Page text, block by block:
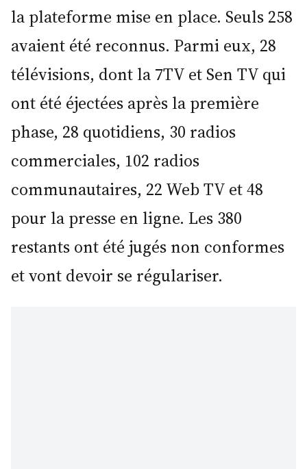
la plateforme mise en place. Seuls 258
avaient été reconnus. Parmi eux, 28
télévisions, dont la 7TV et Sen TV qui
ont été éjectées après la première
phase, 28 quotidiens, 30 radios
commerciales, 102 radios
communautaires, 22 Web TV et 48
pour la presse en ligne. Les 380
restants ont été jugés non conformes
et vont devoir se régulariser.